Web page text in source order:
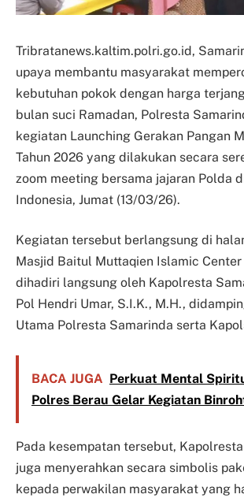
Tribratanews.kaltim.polri.go.id,
upaya membantu masyarakat
kebutuhan pokok dengan harga
bulan suci Ramadan, Polresta
kegiatan Launching Gerakan Pangan
Tahun 2026 yang dilakukan secara
zoom meeting bersama jajaran Polda
Indonesia, Jumat (13/03/26).
Kegiatan tersebut berlangsung di
Masjid Baitul Muttaqien Islamic
dihadiri langsung oleh Kapolresta
Pol Hendri Umar, S.I.K., M.H.,
Utama Polresta Samarinda serta
BACA JUGA Perkuat Mental
Polres Berau Gelar Kegiatan
Pada kesempatan tersebut,
juga menyerahkan secara simbolis
kepada perwakilan masyarakat yang